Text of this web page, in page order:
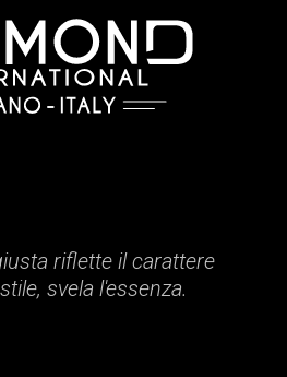
riflette il carattere
svela l'essenza.